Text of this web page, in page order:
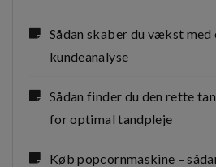
Sådan skaber du vækst
kundeanalyse
Sådan finder du den rette
for optimal tandpleje
Køb popcornmaskine –